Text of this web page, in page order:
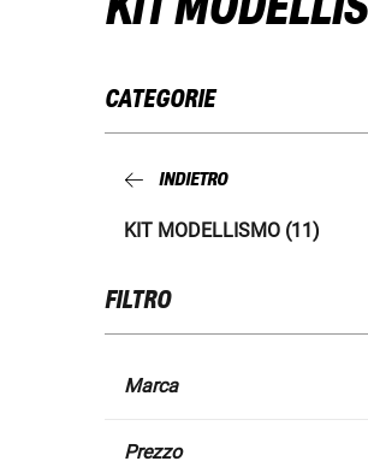
CATEGORIE
INDIETRO
KIT MODELLISMO (11)
FILTRO
Marca
Prezzo